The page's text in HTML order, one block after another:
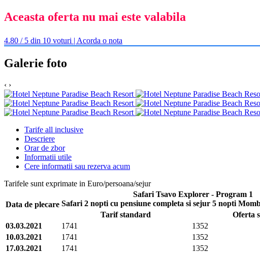
Aceasta oferta nu mai este valabila
4.80 / 5 din 10 voturi | Acorda o nota
Galerie foto
‹ ›
Tarife all inclusive
Descriere
Orar de zbor
Informatii utile
Cere informatii sau rezerva acum
Tarifele sunt exprimate in Euro/persoana/sejur
Data de plecare
Safari Tsavo Explorer - Program 1
Safari 2 nopti cu pensiune completa si sejur 5 nopti
Tarif standard
Oferta
03.03.2021
1741 1352
10.03.2021
1741 1352
17.03.2021
1741 1352